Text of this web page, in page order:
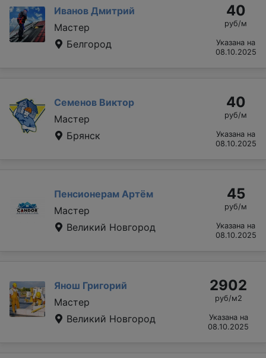
Иванов Дмитрий
Мастер
Белгород
40
руб/м
Указана на
08.10.2025
Семенов Виктор
Мастер
Брянск
40
руб/м
Указана на
08.10.2025
Пенсионерам Артём
Мастер
Великий Новгород
45
руб/м
Указана на
08.10.2025
Янош Григорий
Мастер
Великий Новгород
2902
руб/м2
Указана на
08.10.2025